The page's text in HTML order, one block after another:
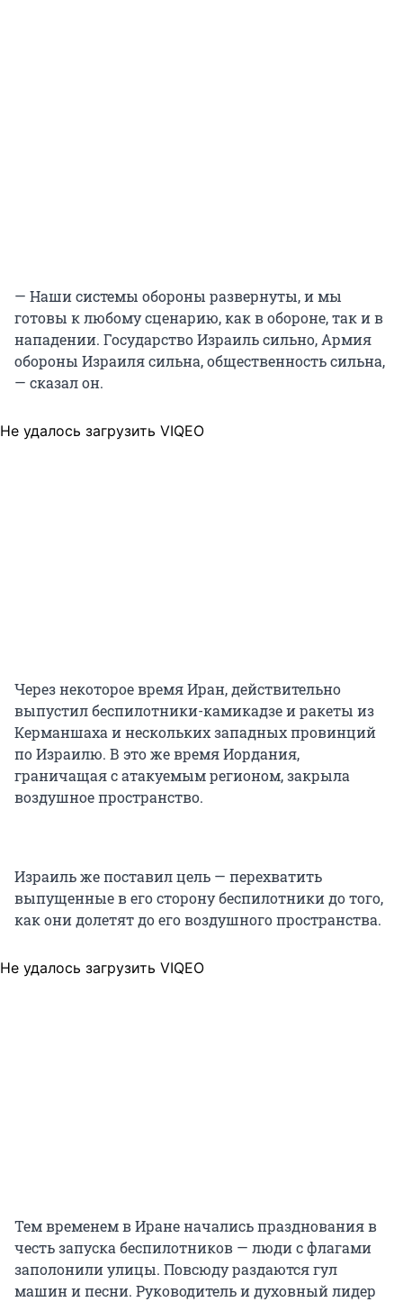
— Наши системы обороны развернуты, и мы
готовы к любому сценарию, как в обороне, так и в
нападении. Государство Израиль сильно, Армия
обороны Израиля сильна, общественность сильна,
— сказал он.
Не удалось загрузить VIQEO
Через некоторое время Иран, действительно
выпустил беспилотники-камикадзе и ракеты из
Керманшаха и нескольких западных провинций
по Израилю. В это же время Иордания,
граничащая с атакуемым регионом, закрыла
воздушное пространство.
Израиль же поставил цель — перехватить
выпущенные в его сторону беспилотники до того,
как они долетят до его воздушного пространства.
Не удалось загрузить VIQEO
Тем временем в Иране начались празднования в
честь запуска беспилотников — люди с флагами
заполонили улицы. Повсюду раздаются гул
машин и песни. Руководитель и духовный лидер